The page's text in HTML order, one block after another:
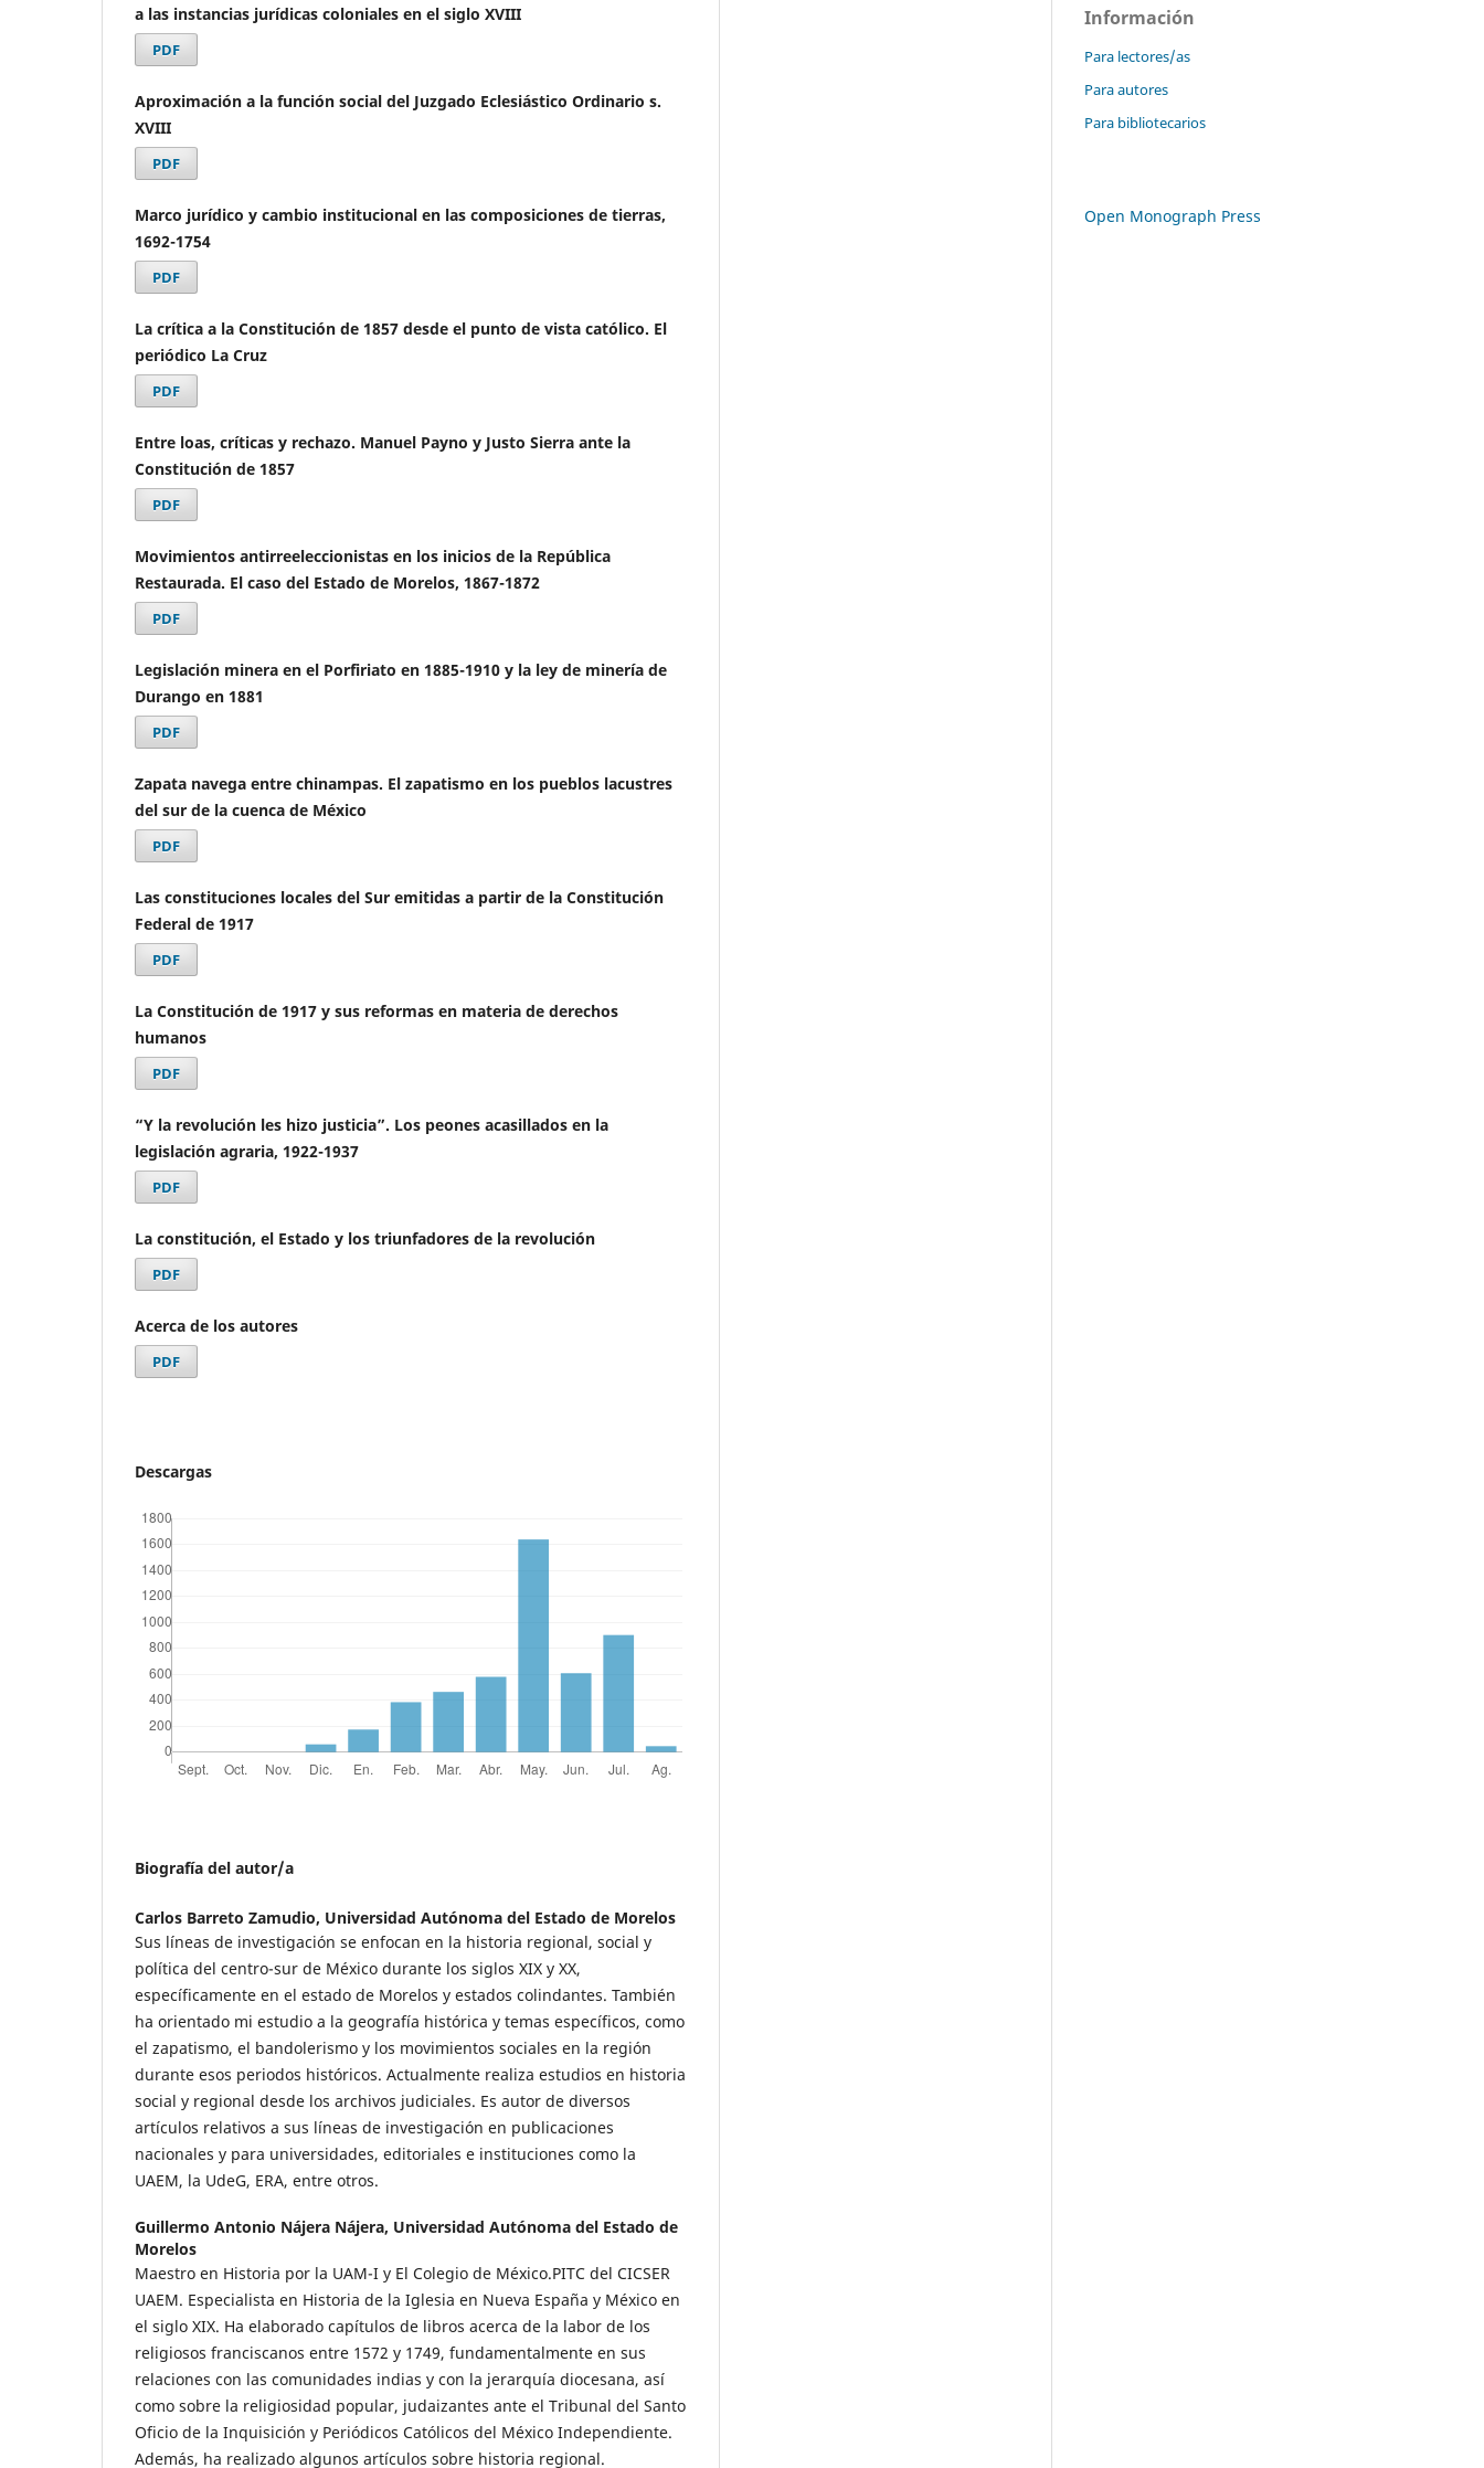
a las instancias jurídicas coloniales en el siglo XVIII
PDF
Aproximación a la función social del Juzgado Eclesiástico Ordinario s.
XVIII
PDF
Marco jurídico y cambio institucional en las composiciones de tierras,
1692-1754
PDF
La crítica a la Constitución de 1857 desde el punto de vista católico. El
periódico La Cruz
PDF
Entre loas, críticas y rechazo. Manuel Payno y Justo Sierra ante la
Constitución de 1857
PDF
Movimientos antirreeleccionistas en los inicios de la República
Restaurada. El caso del Estado de Morelos, 1867-1872
PDF
Legislación minera en el Porfiriato en 1885-1910 y la ley de minería de
Durango en 1881
PDF
Zapata navega entre chinampas. El zapatismo en los pueblos lacustres
del sur de la cuenca de México
PDF
Las constituciones locales del Sur emitidas a partir de la Constitución
Federal de 1917
PDF
La Constitución de 1917 y sus reformas en materia de derechos
humanos
PDF
“Y la revolución les hizo justicia”. Los peones acasillados en la
legislación agraria, 1922-1937
PDF
La constitución, el Estado y los triunfadores de la revolución
PDF
Acerca de los autores
PDF
Descargas
Biografía del autor/a
Carlos Barreto Zamudio, Universidad Autónoma del Estado de Morelos
Sus líneas de investigación se enfocan en la historia regional, social y
política del centro-sur de México durante los siglos XIX y XX,
específicamente en el estado de Morelos y estados colindantes. También
ha orientado mi estudio a la geografía histórica y temas específicos, como
el zapatismo, el bandolerismo y los movimientos sociales en la región
durante esos periodos históricos. Actualmente realiza estudios en historia
social y regional desde los archivos judiciales. Es autor de diversos
artículos relativos a sus líneas de investigación en publicaciones
nacionales y para universidades, editoriales e instituciones como la
UAEM, la UdeG, ERA, entre otros.
Guillermo Antonio Nájera Nájera, Universidad Autónoma del Estado de
Morelos
Maestro en Historia por la UAM-I y El Colegio de México.PITC del CICSER
UAEM. Especialista en Historia de la Iglesia en Nueva España y México en
el siglo XIX. Ha elaborado capítulos de libros acerca de la labor de los
religiosos franciscanos entre 1572 y 1749, fundamentalmente en sus
relaciones con las comunidades indias y con la jerarquía diocesana, así
como sobre la religiosidad popular, judaizantes ante el Tribunal del Santo
Oficio de la Inquisición y Periódicos Católicos del México Independiente.
Además, ha realizado algunos artículos sobre historia regional.
Información
Para lectores/as
Para autores
Para bibliotecarios
Open Monograph Press